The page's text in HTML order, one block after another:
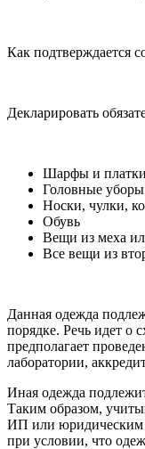
Как подтверждается
Декларировать
Шарфы и платки
Головные уборы
Носки, чулки,
Обувь
Вещи из меха
Все вещи из
Данная одежда
порядке. Речь идет о
предполагает
лаборатории,
Иная одежда
Таким образом,
ИП или юридическим
при условии, что